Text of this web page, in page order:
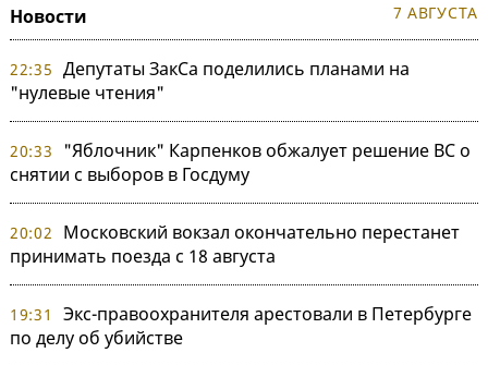
Новости 7 АВГУСТА
22:35 Депутаты ЗакСа поделились планами на
"нулевые чтения"
20:33
"Яблочник" Карпенков обжалует решение ВС о
снятии с выборов в Госдуму
20:02
Московский вокзал окончательно перестанет
принимать поезда с 18 августа
19:31
Экс-правоохранителя арестовали в Петербурге
по делу об убийстве